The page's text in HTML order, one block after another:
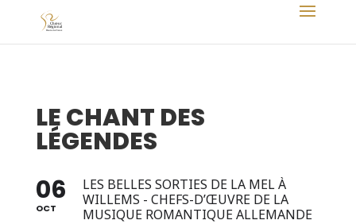
LE CHANT DES
LÉGENDES
06
OCT
LES BELLES SORTIES DE LA MEL À
WILLEMS - CHEFS-D’ŒUVRE DE LA
MUSIQUE ROMANTIQUE ALLEMANDE